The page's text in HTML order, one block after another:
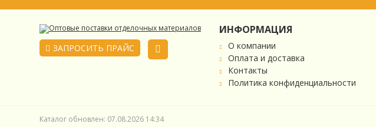
ЗАПРОСИТЬ ПРАЙС
ИНФОРМАЦИЯ
О компании
Оплата и доставка
Контакты
Политика конфиденциальности
Каталог обновлен: 07.08.2026 14:34